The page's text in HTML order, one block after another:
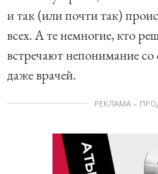
и так (или почти так)
всех. А те немногие, кто
встречают непонимание
даже врачей.
РЕКЛАМА –